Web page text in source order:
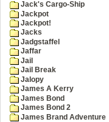
Jack's Cargo-Ship
Jackpot
Jackpot!
Jacks
Jadgstaffel
Jaffar
Jail
Jail Break
Jalopy
James A Kerry
James Bond
James Bond 2
James Brand Adventure